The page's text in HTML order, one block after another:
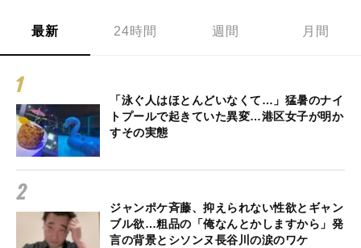
最新 24時間 週間 月間
「泳ぐ人はほとんどいなくて…」猛暑のナイ
トプールで起きていた異変…港区女子が明か
すその実態
ジャンポケ斉藤、抑えられない性欲とギャン
ブル欲…粗品の「俺なんとかしますから」発
言の背景とシソンヌ長谷川の涙のワケ